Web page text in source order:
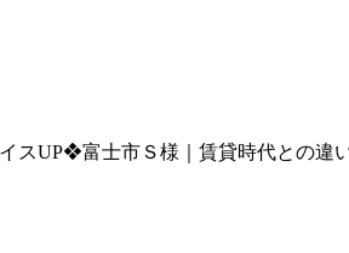
スUP❖富士市Ｓ様｜賃貸時代との違